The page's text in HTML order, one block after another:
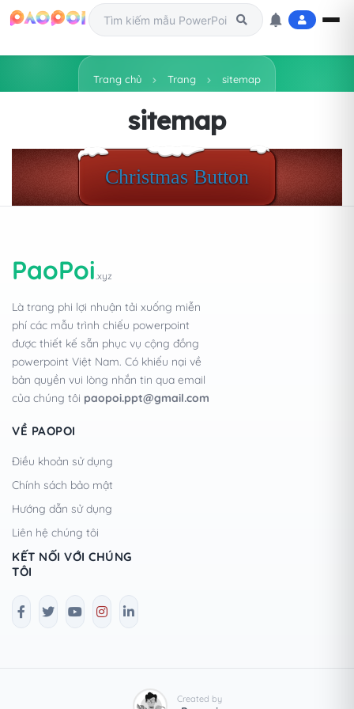
Trang chủ Trang sitemap
sitemap
Christmas Button
PaoPoi.xyz
Là trang phi lợi nhuận tải xuống miễn
phí các mẫu trình chiếu powerpoint
được thiết kế sẵn phục vụ cộng đồng
powerpoint Việt Nam. Có khiếu nại về
bản quyền vui lòng nhắn tin qua email
của chúng tôi paopoi.ppt@gmail.com
VỀ PAOPOI
Điều khoản sử dụng
Chính sách bảo mật
Hướng dẫn sử dụng
Liên hệ chúng tôi
KẾT NỐI VỚI CHÚNG
TÔI
Created by